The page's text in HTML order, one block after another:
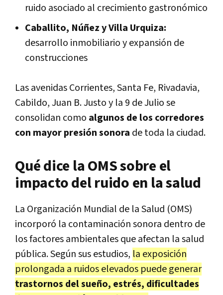
ruido asociado al crecimiento gastronómico
Caballito, Núñez y Villa Urquiza:
desarrollo inmobiliario y expansión de
construcciones
Las avenidas Corrientes, Santa Fe, Rivadavia,
Cabildo, Juan B. Justo y la 9 de Julio se
consolidan como algunos de los corredores
con mayor presión sonora de toda la ciudad.
Qué dice la OMS sobre el
impacto del ruido en la salud
La Organización Mundial de la Salud (OMS)
incorporó la contaminación sonora dentro de
los factores ambientales que afectan la salud
pública. Según sus estudios, la exposición
prolongada a ruidos elevados puede generar
trastornos del sueño, estrés, dificultades